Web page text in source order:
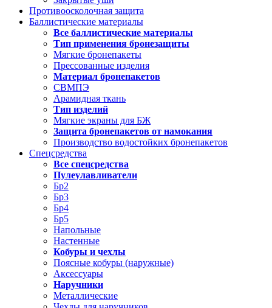
Противоосколочная защита
Баллистические материалы
Все баллистические материалы
Тип применения бронезащиты
Мягкие бронепакеты
Прессованные изделия
Материал бронепакетов
СВМПЭ
Арамидная ткань
Тип изделий
Мягкие экраны для БЖ
Защита бронепакетов от намокания
Производство водостойких бронепакетов
Спецсредства
Все спецсредства
Пулеулавливатели
Бр2
Бр3
Бр4
Бр5
Напольные
Настенные
Кобуры и чехлы
Поясные кобуры (наружные)
Аксессуары
Наручники
Металлические